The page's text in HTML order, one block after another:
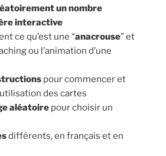
un nombre
interactive
ce qu’est une “anacrouse” et
ou l’animation d’une
pour commencer et
des cartes
aléatoire pour choisir un
différents, en français et en